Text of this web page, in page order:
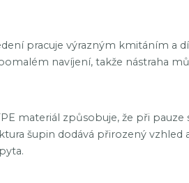
pracuje výrazným kmitáním a
navíjení, takže nástraha
materiál způsobuje, že při pauze
šupin dodává přirozený vzhled